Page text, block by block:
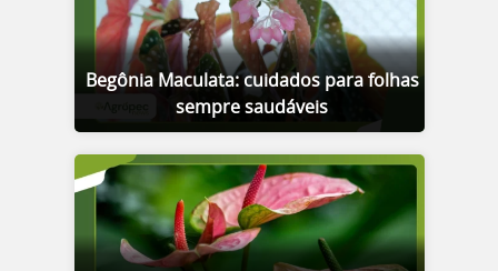
Begônia Maculata: cuidados para folhas
sempre saudáveis